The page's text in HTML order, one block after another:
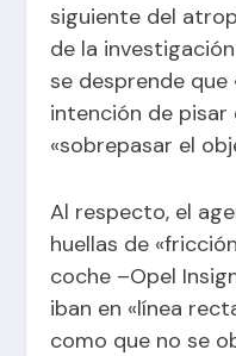
siguiente del
de la
se desprende
intención de pisar
«sobrepasar el
Al respecto, el
huellas de
coche –Opel
iban en «línea
como que no se